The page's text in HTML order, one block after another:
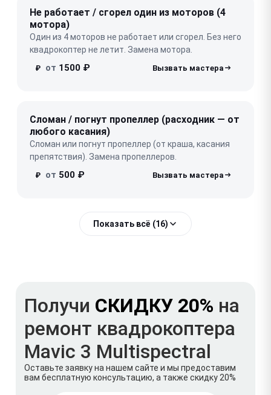
Не работает / сгорел один из моторов (4
мотора)
Один из 4 моторов не работает или сгорел. Без него
квадрокоптер не летит. Замена мотора.
₽ от 1500 ₽
Сломан / погнут пропеллер (расходник — от
любого касания)
Сломан или погнут пропеллер (от краша, касания
препятствия). Замена пропеллеров.
₽ от 500 ₽
Показать всё (16)
Получи СКИДКУ 20% на
ремонт квадрокоптера
Mavic 3 Multispectral
Оставьте заявку на нашем сайте и мы предоставим
вам бесплатную консультацию, а также скидку 20%